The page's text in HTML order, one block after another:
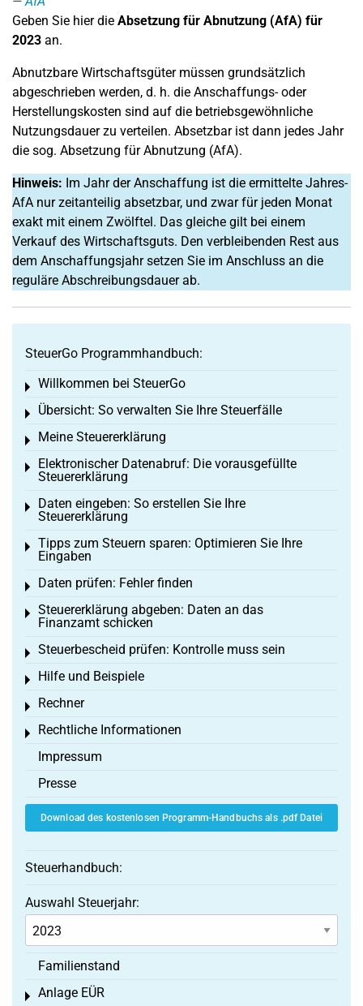
Geben Sie hier die Absetzung für Abnutzung (AfA) für
2023 an.
Abnutzbare Wirtschaftsgüter müssen grundsätzlich
abgeschrieben werden, d. h. die Anschaffungs- oder
Herstellungskosten sind auf die betriebsgewöhnliche
Nutzungsdauer zu verteilen. Absetzbar ist dann jedes Jahr
die sog. Absetzung für Abnutzung (AfA).
Hinweis: Im Jahr der Anschaffung ist die ermittelte Jahres-
AfA nur zeitanteilig absetzbar, und zwar für jeden Monat
exakt mit einem Zwölftel. Das gleiche gilt bei einem
Verkauf des Wirtschaftsguts. Den verbleibenden Rest aus
dem Anschaffungsjahr setzen Sie im Anschluss an die
reguläre Abschreibungsdauer ab.
SteuerGo Programmhandbuch:
Willkommen bei SteuerGo
Toggle menu
Übersicht: So verwalten Sie Ihre Steuerfälle
Toggle menu
Meine Steuererklärung
Toggle menu
Elektronischer Datenabruf: Die vorausgefüllte
Steuererklärung
Toggle menu
Daten eingeben: So erstellen Sie Ihre
Steuererklärung
Toggle menu
Tipps zum Steuern sparen: Optimieren Sie Ihre
Eingaben
Toggle menu
Daten prüfen: Fehler finden
Toggle menu
Steuererklärung abgeben: Daten an das
Finanzamt schicken
Toggle menu
Steuerbescheid prüfen: Kontrolle muss sein
Toggle menu
Hilfe und Beispiele
Toggle menu
Rechner
Toggle menu
Rechtliche Informationen
Toggle menu
Impressum
Presse
Download des kostenlosen Programm-Handbuchs als .pdf Datei
Steuerhandbuch:
Auswahl Steuerjahr:
Familienstand
Anlage EÜR
Toggle menu